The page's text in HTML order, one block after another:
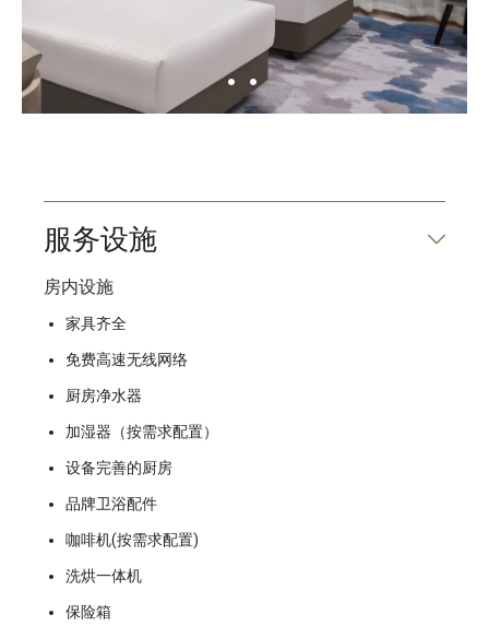
服务设施
房内设施
家具齐全
免费高速无线网络
厨房净水器
加湿器（按需求配置）
设备完善的厨房
品牌卫浴配件
咖啡机(按需求配置)
洗烘一体机
保险箱